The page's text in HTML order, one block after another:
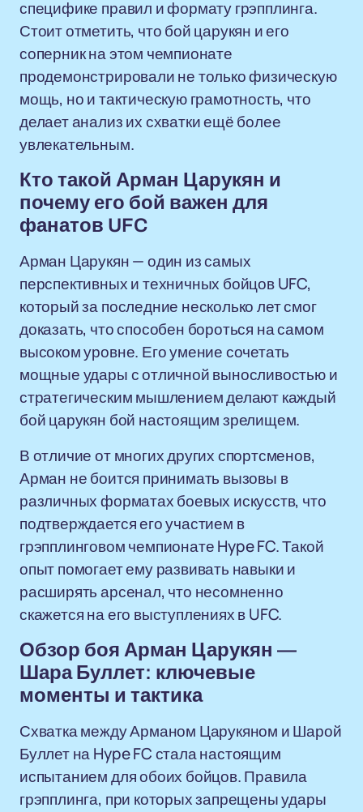
специфике правил и формату грэпплинга.
Стоит отметить, что бой царукян и его
соперник на этом чемпионате
продемонстрировали не только физическую
мощь, но и тактическую грамотность, что
делает анализ их схватки ещё более
увлекательным.
Кто такой Арман Царукян и
почему его бой важен для
фанатов UFC
Арман Царукян — один из самых
перспективных и техничных бойцов UFC,
который за последние несколько лет смог
доказать, что способен бороться на самом
высоком уровне. Его умение сочетать
мощные удары с отличной выносливостью и
стратегическим мышлением делают каждый
бой царукян бой настоящим зрелищем.
В отличие от многих других спортсменов,
Арман не боится принимать вызовы в
различных форматах боевых искусств, что
подтверждается его участием в
грэпплинговом чемпионате Hype FC. Такой
опыт помогает ему развивать навыки и
расширять арсенал, что несомненно
скажется на его выступлениях в UFC.
Обзор боя Арман Царукян —
Шара Буллет: ключевые
моменты и тактика
Схватка между Арманом Царукяном и Шарой
Буллет на Hype FC стала настоящим
испытанием для обоих бойцов. Правила
грэпплинга, при которых запрещены удары